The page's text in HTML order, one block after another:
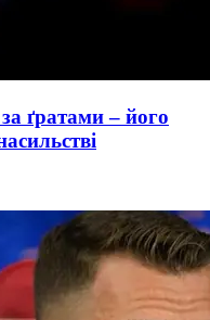
ґратами – його